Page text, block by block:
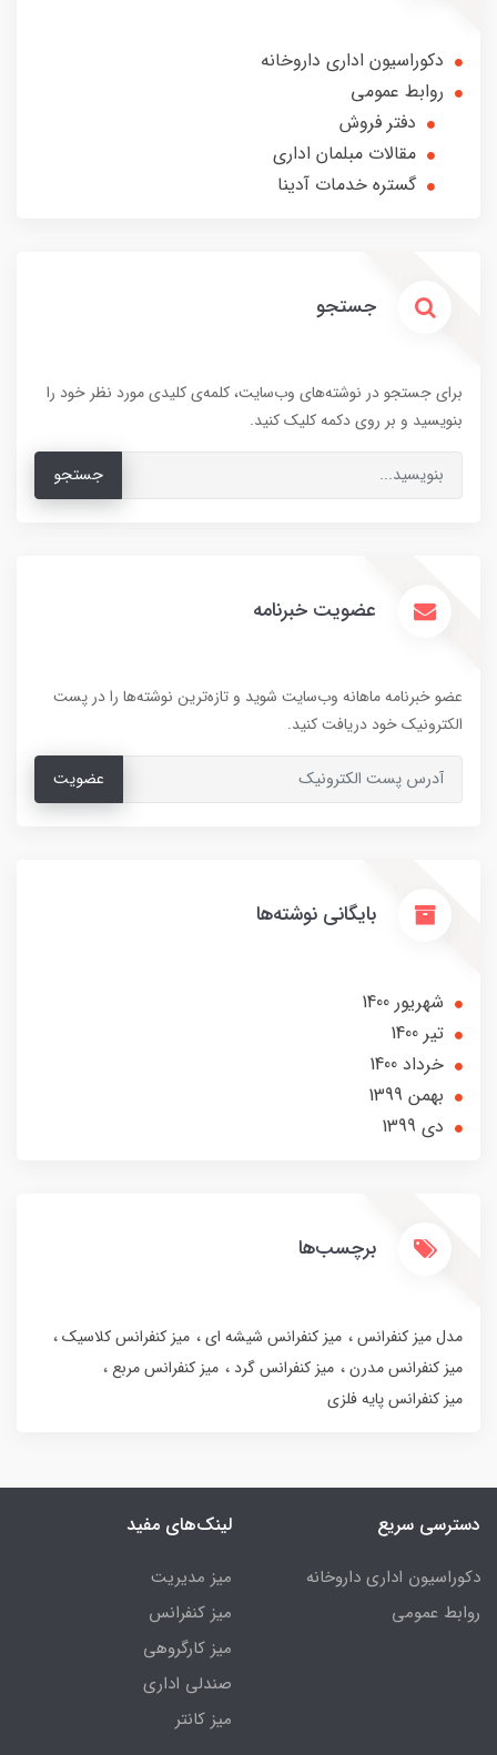
دکوراسیون اداری داروخانه
روابط عمومی
دفتر فروش
مقالات مبلمان اداری
گستره خدمات آدینا
جستجو
برای جستجو در نوشته‌های وب‌سایت، کلمه‌ی کلیدی مورد نظر خود را
بنویسید و بر روی دکمه کلیک کنید.
جستجو
عضویت خبرنامه
عضو خبرنامه ماهانه وب‌سایت شوید و تازه‌ترین نوشته‌ها را در پست
الکترونیک خود دریافت کنید.
عضویت
بایگانی نوشته‌ها
شهریور 1400
تير 1400
خرداد 1400
بهمن 1399
دی 1399
برچسب‌ها
مدل میز کنفرانس میز کنفرانس شیشه ای
میز کنفرانس کلاسیک
میز کنفرانس مدرن
میز کنفرانس گرد
میز کنفرانس مربع
میز کنفرانس پایه فلزی
دسترسی سریع
دکوراسیون اداری داروخانه
روابط عمومی
لینک‌های مفید
میز مدیریت
میز کنفرانس
میز کارگروهی
صندلی اداری
میز کانتر